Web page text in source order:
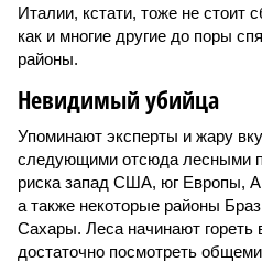
Италии, кстати, тоже не стоит
как и многие другие до поры
районы.
Невидимый убийца
Упоминают эксперты и жару
следующими отсюда лесными
риска запад США, юг Европы,
а также некоторые районы
Сахары. Леса начинают гореть
достаточно посмотреть